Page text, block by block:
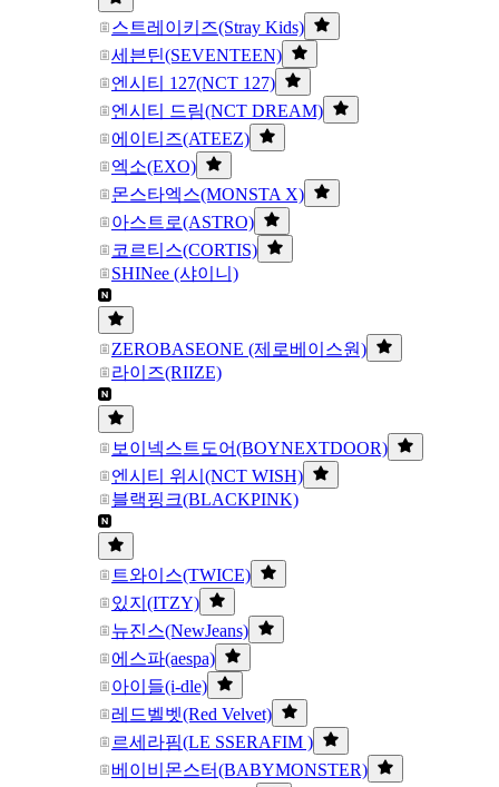
스트레이키즈(Stray Kids)
세븐틴(SEVENTEEN)
엔시티 127(NCT 127)
엔시티 드림(NCT DREAM)
에이티즈(ATEEZ)
엑소(EXO)
몬스타엑스(MONSTA X)
아스트로(ASTRO)
코르티스(CORTIS)
SHINee (샤이니)
ZEROBASEONE (제로베이스원)
라이즈(RIIZE)
보이넥스트도어(BOYNEXTDOOR)
엔시티 위시(NCT WISH)
블랙핑크(BLACKPINK)
트와이스(TWICE)
있지(ITZY)
뉴진스(NewJeans)
에스파(aespa)
아이들(i-dle)
레드벨벳(Red Velvet)
르세라핌(LE SSERAFIM )
베이비몬스터(BABYMONSTER)